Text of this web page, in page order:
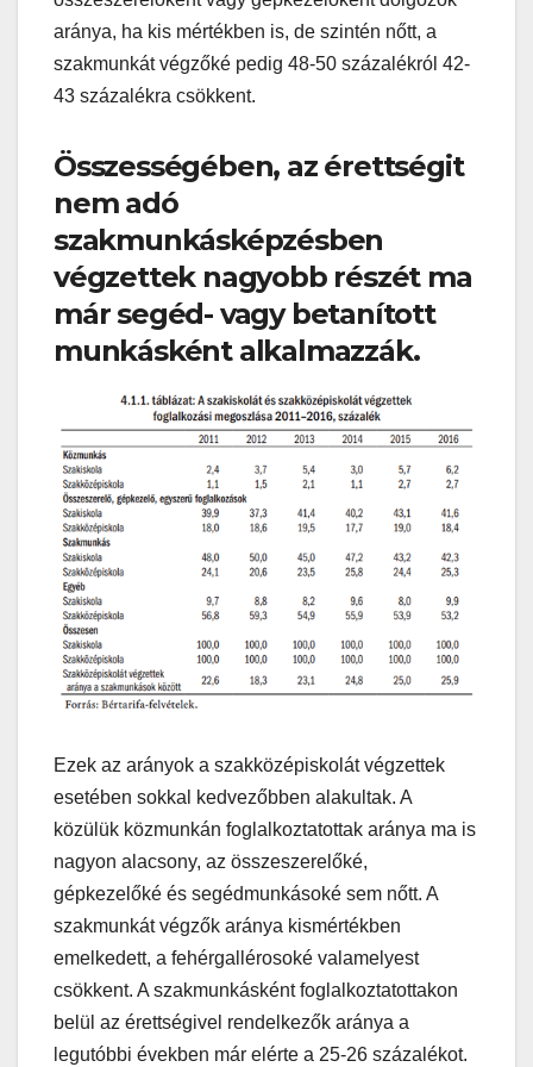
aránya, ha kis mértékben is, de szintén nőtt, a
szakmunkát végzőké pedig 48-50 százalékról 42-
43 százalékra csökkent.
Összességében, az érettségit
nem adó
szakmunkásképzésben
végzettek nagyobb részét ma
már segéd- vagy betanított
munkásként alkalmazzák.
Ezek az arányok a szakközépiskolát végzettek
esetében sokkal kedvezőbben alakultak. A
közülük közmunkán foglalkoztatottak aránya ma is
nagyon alacsony, az összeszerelőké,
gépkezelőké és segédmunkásoké sem nőtt. A
szakmunkát végzők aránya kismértékben
emelkedett, a fehérgallérosoké valamelyest
csökkent. A szakmunkásként foglalkoztatottakon
belül az érettségivel rendelkezők aránya a
legutóbbi években már elérte a 25-26 százalékot.